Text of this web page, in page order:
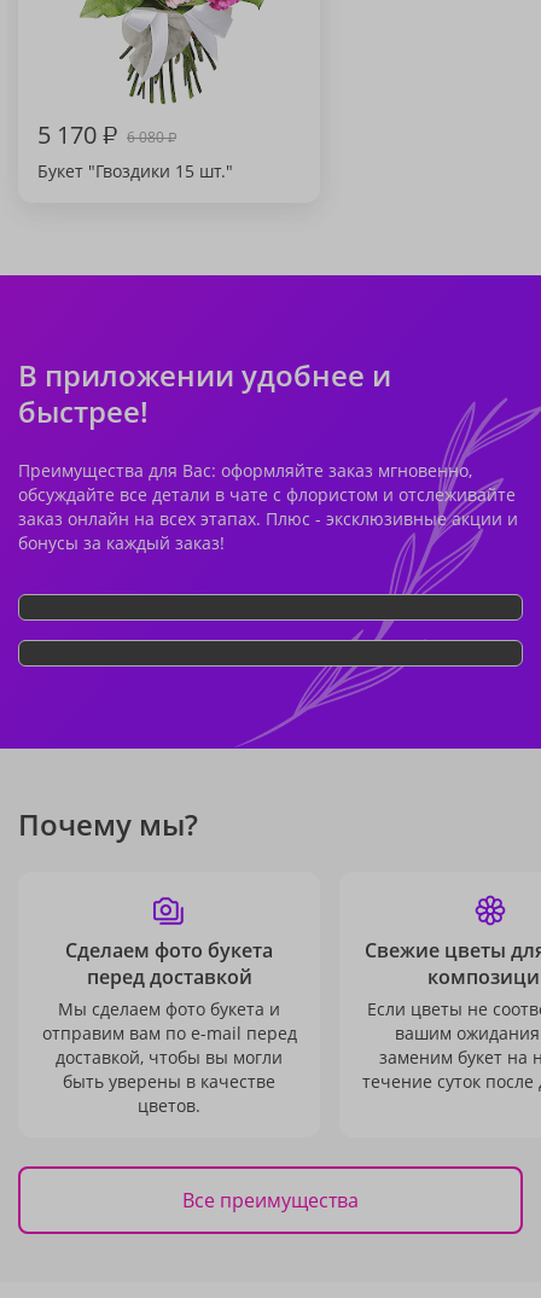
5 170₽ 6 080₽
Букет "Гвоздики 15 шт."
В приложении удобнее и
быстрее!
Преимущества для Вас: оформляйте заказ мгновенно,
обсуждайте все детали в чате с флористом и отслеживайте
заказ онлайн на всех этапах. Плюс - эксклюзивные акции и
бонусы за каждый заказ!
Почему мы?
Сделаем фото букета
перед доставкой
Мы сделаем фото букета и
отправим вам по e-mail перед
доставкой, чтобы вы могли
быть уверены в качестве
цветов.
Свежие цветы
Если цветы не
вашим
заменим букет на
течение суток после
Все преимущества